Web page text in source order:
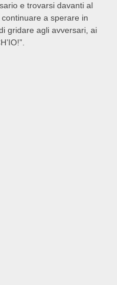
e trovarsi davanti al
a sperare in
gridare agli avversari, ai